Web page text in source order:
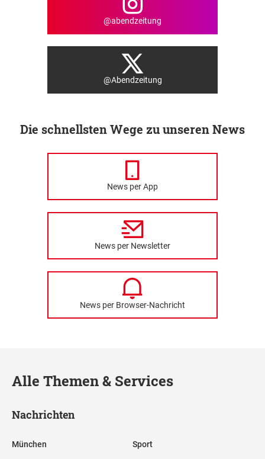
@abendzeitung
@Abendzeitung
Die schnellsten Wege zu unseren News
News per App
News per Newsletter
News per Browser-Nachricht
Alle Themen & Services
Nachrichten
München Sport